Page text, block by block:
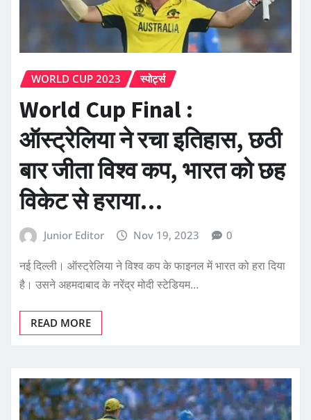
WORLD CUP 2023 स्पोर्ट्स
World Cup Final :
ऑस्ट्रेलिया ने रचा इतिहास, छठी
बार जीता विश्व कप, भारत को छह
विकेट से हराया…
Junior Editor Nov 19, 2023 0
नई दिल्ली। ऑस्ट्रेलिया ने विश्व कप के फाइनल में भारत को हरा दिया
है। उसने अहमदाबाद के नरेंद्र मोदी स्टेडियम…
READ MORE